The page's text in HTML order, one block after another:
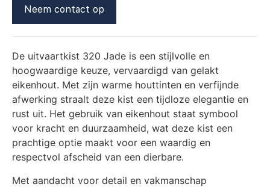
Neem contact op
De uitvaartkist 320 Jade is een stijlvolle en
hoogwaardige keuze, vervaardigd van gelakt
eikenhout. Met zijn warme houttinten en verfijnde
afwerking straalt deze kist een tijdloze elegantie en
rust uit. Het gebruik van eikenhout staat symbool
voor kracht en duurzaamheid, wat deze kist een
prachtige optie maakt voor een waardig en
respectvol afscheid van een dierbare.
Met aandacht voor detail en vakmanschap